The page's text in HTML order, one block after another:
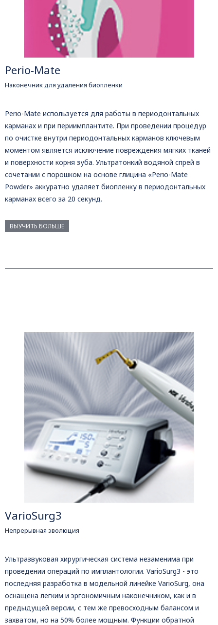
Perio-Mate
Наконечник для удаления биопленки
Perio-Mate используется для работы в периодонтальных
карманах и при периимплантите. При проведении процедур
по очистке внутри периодонтальных карманов ключевым
моментом является исключение повреждения мягких тканей
и поверхности корня зуба. Ультратонкий водяной спрей в
сочетании с порошком на основе глицина «Perio-Mate
Powder» аккуратно удаляет биопленку в периодонтальных
карманах всего за 20 секунд.
ВЫУЧИТЬ БОЛЬШЕ
VarioSurg3
Непрерывная эволюция
Ультразвуковая хирургическая система незаменима при
проведении операций по имплантологии. VarioSurg3 - это
последняя разработка в модельной линейке VarioSurg, она
оснащена легким и эргономичным наконечником, как и в
предыдущей версии, с тем же превосходным балансом и
захватом, но на 50% более мощным. Функции обратной